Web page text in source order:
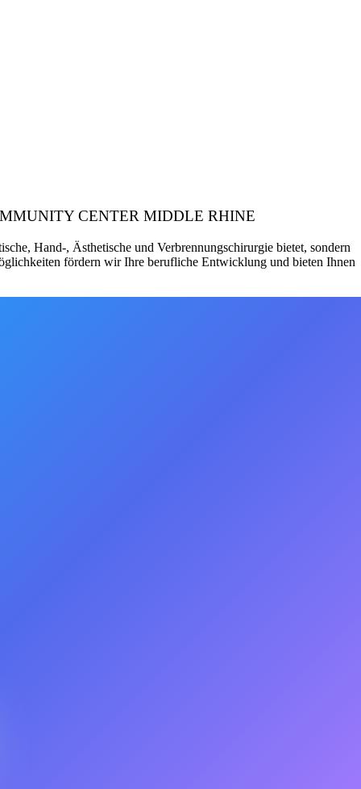
CENTER MIDDLE RHINE
Hand-, Ästhetische und Verbrennungschirurgie bietet, sondern
fördern wir Ihre berufliche Entwicklung und bieten Ihnen